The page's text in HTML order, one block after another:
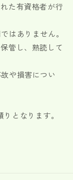
た有資格者が行
はありません。
管し、熟読して
や損害につい
となります。